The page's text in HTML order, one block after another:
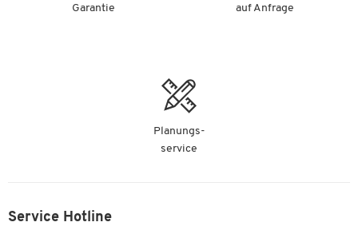
Garantie
auf Anfrage
Planungs-
service
Service Hotline